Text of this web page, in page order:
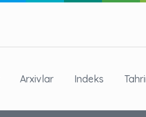
Arxivlar Indeks